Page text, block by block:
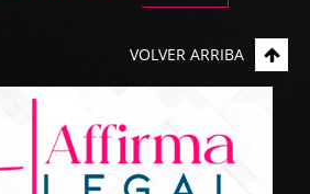
VOLVER ARRIBA